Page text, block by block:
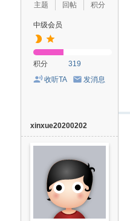
主题
回帖
积分
中级会员
积分
319
收听TA
发消息
xinxue20200202